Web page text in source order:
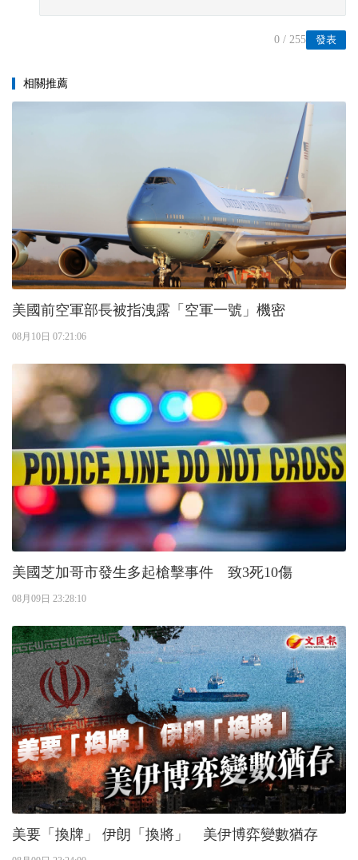
發表
0 / 255
相關推薦
美國前空軍部長被指洩露「空軍一號」機密
08月10日 07:21:06
美國芝加哥市發生多起槍擊事件 致3死10傷
08月09日 23:28:10
美要「換牌」 伊朗「換將」 美伊博弈變數猶存